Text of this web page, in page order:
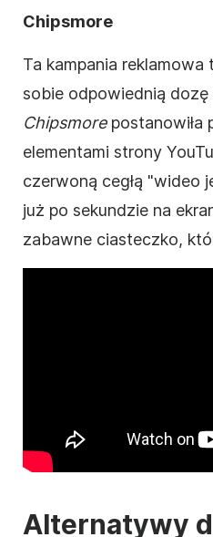
Chipsmore
Ta kampania reklamowa
sobie odpowiednią
Chipsmorepostanowiła
elementami strony
czerwoną cegłą "wideo
już po sekundzie na
zabawne ciasteczko,
Alternatywy